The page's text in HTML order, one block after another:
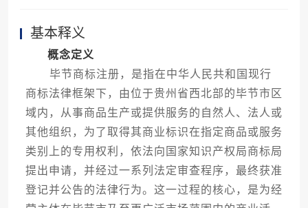
基本释义
概念定义
毕节商标注册，是指在中华人民共和国现行
商标法律框架下，由位于贵州省西北部的毕节市区
域内，从事商品生产或提供服务的自然人、法人或
其他组织，为了取得其商业标识在指定商品或服务
类别上的专用权利，依法向国家知识产权局商标局
提出申请，并经过一系列法定审查程序，最终获准
登记并公告的法律行为。这一过程的核心，是为经